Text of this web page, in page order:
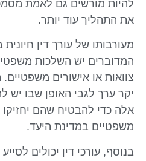
להיות מורשים גם לאמת
את התהליך עוד יותר.
מעורבותו של עורך דין
המדוברים יש השלכות
צוואות או אישורים משפטיים.
יקר ערך לגבי האופן שבו יש
אלה כדי להבטיח שהם
משפטיים במדינת היעד.
בנוסף, עורכי דין יכולים